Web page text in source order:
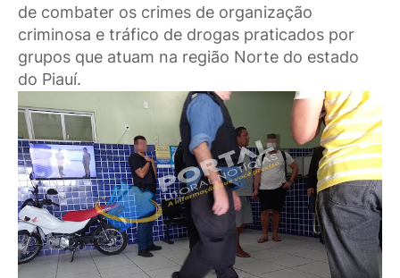
de combater os crimes de organização
criminosa e tráfico de drogas praticados por
grupos que atuam na região Norte do estado
do Piauí.